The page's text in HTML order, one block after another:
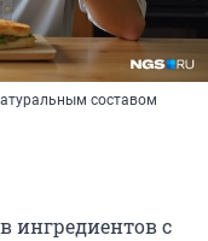
составом
ингредиентов с